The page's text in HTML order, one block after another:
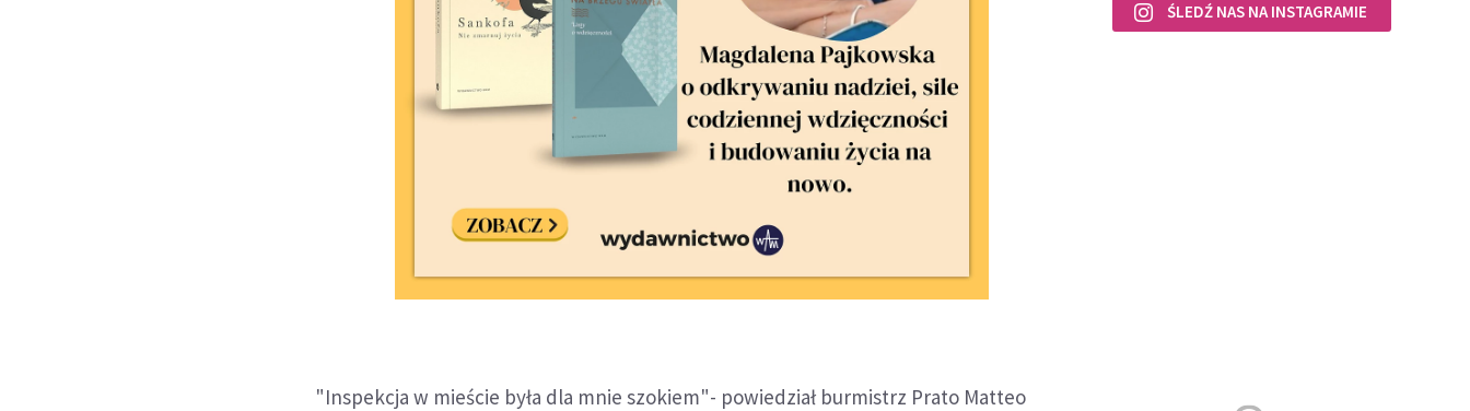
"Inspekcja w mieście była dla mnie szokiem"- powiedział burmistrz Prato Matteo
ŚLEDŹ NAS NA INSTAGRAMIE